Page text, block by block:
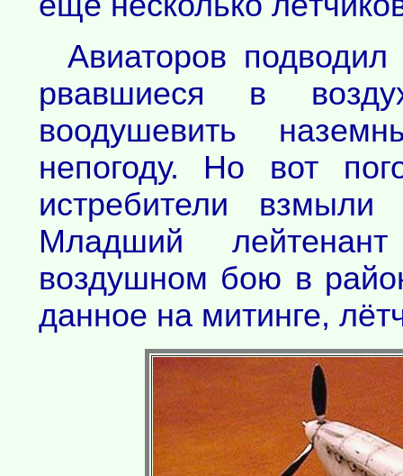
Авиаторов
рвавшиеся в
воодушевить
непогоду. Но вот
истребители
Младший
воздушном бою в
данное на митинге,